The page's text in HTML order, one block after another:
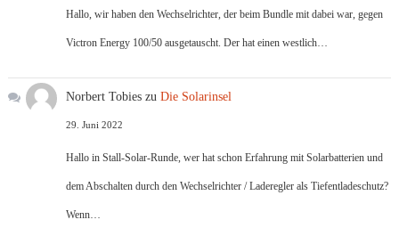
Hallo, wir haben den Wechselrichter, der beim Bundle mit dabei war, gegen
Victron Energy 100/50 ausgetauscht. Der hat einen westlich…
Norbert Tobies zuDie Solarinsel
29. Juni 2022
Hallo in Stall-Solar-Runde, wer hat schon Erfahrung mit Solarbatterien und
dem Abschalten durch den Wechselrichter / Laderegler als Tiefentladeschutz?
Wenn…